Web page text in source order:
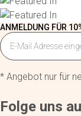
ANMELDUNG FÜR
* Angebot nur für
Folge uns